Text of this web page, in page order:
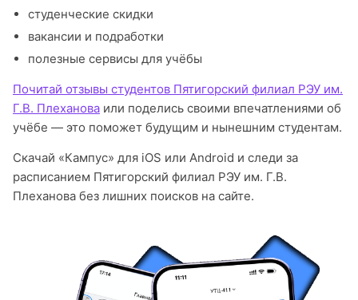
студенческие скидки
вакансии и подработки
полезные сервисы для учёбы
Почитай отзывы студентов Пятигорский филиал РЭУ им.
Г.В. Плеханова или поделись своими впечатлениями об
учёбе — это поможет будущим и нынешним студентам.
Скачай «Кампус» для iOS или Android и следи за
расписанием Пятигорский филиал РЭУ им. Г.В.
Плеханова без лишних поисков на сайте.